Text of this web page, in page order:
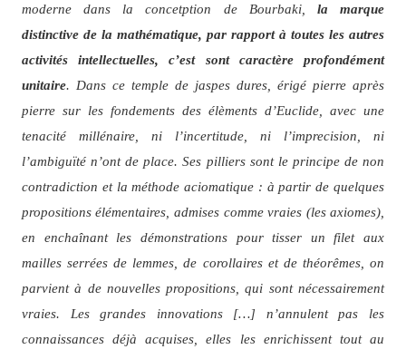
moderne dans la concetption de Bourbaki, la marque
distinctive de la mathématique, par rapport à toutes les autres
activités intellectuelles, c’est sont caractère profondément
unitaire. Dans ce temple de jaspes dures, érigé pierre après
pierre sur les fondements des élèments d’Euclide, avec une
tenacité millénaire, ni l’incertitude, ni l’imprecision, ni
l’ambiguïté n’ont de place. Ses pilliers sont le principe de non
contradiction et la méthode aciomatique : à partir de quelques
propositions élémentaires, admises comme vraies (les axiomes),
en enchaînant les démonstrations pour tisser un filet aux
mailles serrées de lemmes, de corollaires et de théorêmes, on
parvient à de nouvelles propositions, qui sont nécessairement
vraies. Les grandes innovations […] n’annulent pas les
connaissances déjà acquises, elles les enrichissent tout au